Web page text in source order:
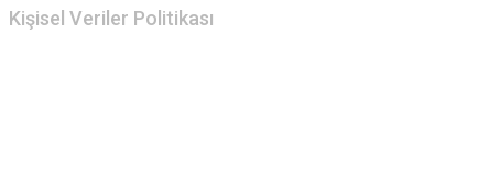
Kişisel Veriler Politikası